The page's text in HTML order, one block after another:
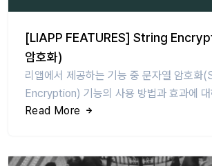
[LIAPP FEATURES] String
암호화)
리앱에서 제공하는 기능 중 문자열 암호화
Encryption) 기능의 사용 방법과 효과에
Read More